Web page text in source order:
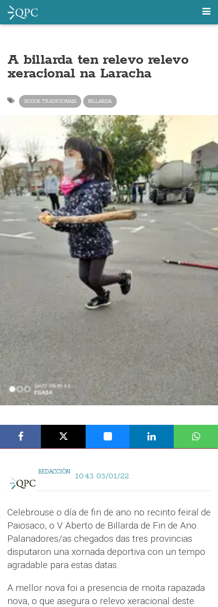
A billarda ten relevo relevo
xeracional na Laracha
XOGOS TRADICIONAIS BILLARDA
REDACCIÓN 10:43 03/01/22
Celebrouse o día de fin de ano no recinto feiral de
Paiosaco, o V Aberto de Billarda de Fin de Ano.
Palanadores/as chegados das tres provincias
disputaron una xornada deportiva con un tempo
agradable para estas datas.
A mellor nova foi a presencia de moita rapazada
nova, o que asegura o relevo xeracional deste